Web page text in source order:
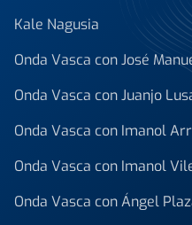
Kale Nagusia
Onda Vasca con José
Onda Vasca con Juanjo
Onda Vasca con Imanol
Onda Vasca con Imanol
Onda Vasca con Ángel